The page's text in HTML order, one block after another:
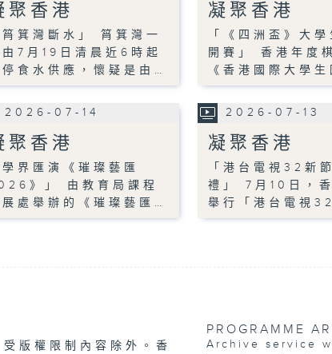
聚香港
筲箕灣斷水」 筲箕灣一
由7月19日清晨近6時起
停食水供應，懷疑是由…
凝聚香港
「《四洲盃》大
開賽」 香港年度
《香港國際大學
2026-07-14
聚香港
學界匯演《璀璨藝匯
》」 由教育局課程
展處舉辦的《璀璨藝匯…
2026-07-13
凝聚香港
「港台電視32新
禮」 7月10日，
舉行「港台電視
版權限制內容除外。香
PROGRAMME
Archive service